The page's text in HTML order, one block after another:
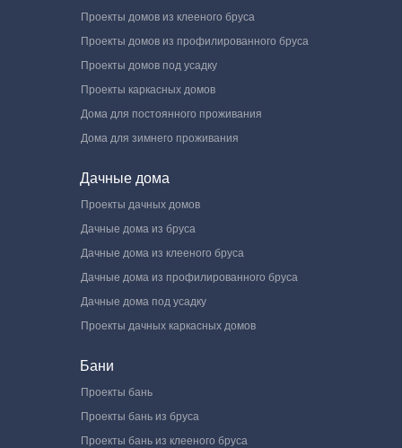
Проекты домов из клееного бруса
Проекты домов из профилированного бруса
Проекты домов под усадку
Проекты каркасных домов
Дома для постоянного проживания
Дома для зимнего проживания
Дачные дома
Проекты дачных домов
Дачные дома из бруса
Дачные дома из клееного бруса
Дачные дома из профилированного бруса
Дачные дома под усадку
Проекты дачных каркасных домов
Бани
Проекты бань
Проекты бань из бруса
Проекты бань из клееного бруса